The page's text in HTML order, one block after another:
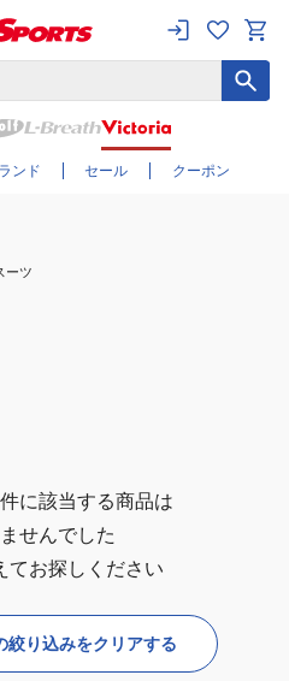
ンド セール クーポン
に絞り込む
ーツ
に該当する商品は
せんでした
てお探しください
絞り込みをクリアする